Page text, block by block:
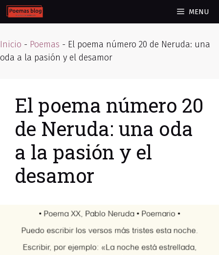
Skip
to
MENU
Inicio - Poemas - El poema número 20 de Neruda: una
oda a la pasión y el desamor
El poema número 20
de Neruda: una oda
a la pasión y el
desamor